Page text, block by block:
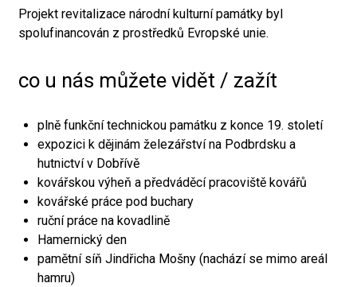
Projekt revitalizace národní kulturní památky byl
spolufinancován z prostředků Evropské unie.
co u nás můžete vidět / zažít
plně funkční technickou památku z konce 19. století
expozici k dějinám železářství na Podbrdsku a
hutnictví v Dobřívě
kovářskou výheň a předváděcí pracoviště kovářů
kovářské práce pod buchary
ruční práce na kovadlině
Hamernický den
pamětní síň Jindřicha Mošny (nachází se mimo areál
hamru)